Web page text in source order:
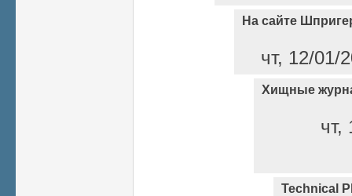
На сайте
чт, 12/01/
Хищные
чт,
Technical